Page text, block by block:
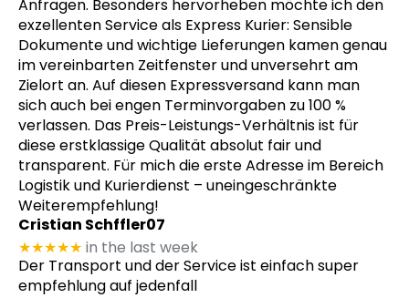
Anfragen. Besonders hervorheben möchte ich den
exzellenten Service als Express Kurier: Sensible
Dokumente und wichtige Lieferungen kamen genau
im vereinbarten Zeitfenster und unversehrt am
Zielort an. Auf diesen Expressversand kann man
sich auch bei engen Terminvorgaben zu 100 %
verlassen. Das Preis-Leistungs-Verhältnis ist für
diese erstklassige Qualität absolut fair und
transparent. Für mich die erste Adresse im Bereich
Logistik und Kurierdienst – uneingeschränkte
Weiterempfehlung!
Cristian Schffler07
★★★★★ in the last week
Der Transport und der Service ist einfach super
empfehlung auf jedenfall